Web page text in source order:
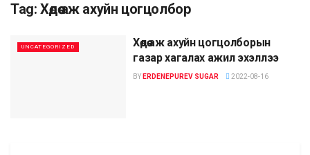
Tag: Хөдөө аж ахуйн цогцолбор
UNCATEGORIZED
Хөдөө аж ахуйн цогцолборын
газар хагалах ажил эхэллээ
BY ERDENEPUREV SUGAR 2022-08-16